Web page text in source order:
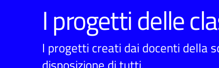
I progetti delle
I progetti creati dai docenti della